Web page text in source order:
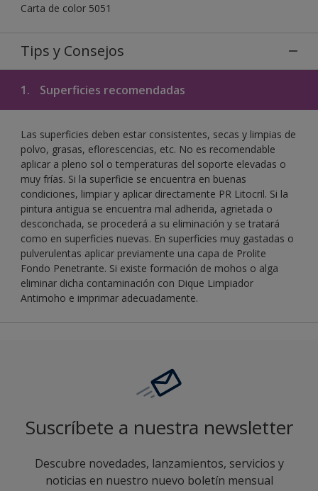
Carta de color 5051
Tips y Consejos
1. Superficies recomendadas
Las superficies deben estar consistentes, secas y limpias de
polvo, grasas, eflorescencias, etc. No es recomendable
aplicar a pleno sol o temperaturas del soporte elevadas o
muy frías. Si la superficie se encuentra en buenas
condiciones, limpiar y aplicar directamente PR Litocril. Si la
pintura antigua se encuentra mal adherida, agrietada o
desconchada, se procederá a su eliminación y se tratará
como en superficies nuevas. En superficies muy gastadas o
pulverulentas aplicar previamente una capa de Prolite
Fondo Penetrante. Si existe formación de mohos o alga
eliminar dicha contaminación con Dique Limpiador
Antimoho e imprimar adecuadamente.
Suscríbete a nuestra newsletter
Descubre novedades, lanzamientos, servicios y
noticias en nuestro nuevo boletín mensual